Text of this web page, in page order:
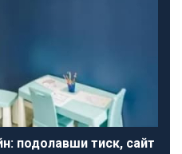
подолавши тиск, сайт